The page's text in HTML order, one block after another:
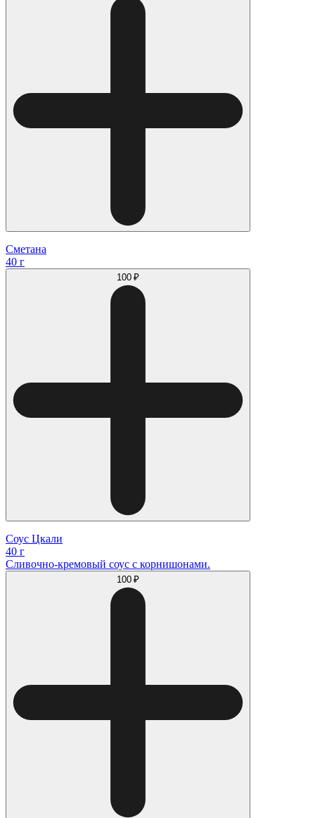
Сметана
40 г
100 ₽
Соус Цкали
40 г
Сливочно-кремовый соус с корнишонами.
100 ₽